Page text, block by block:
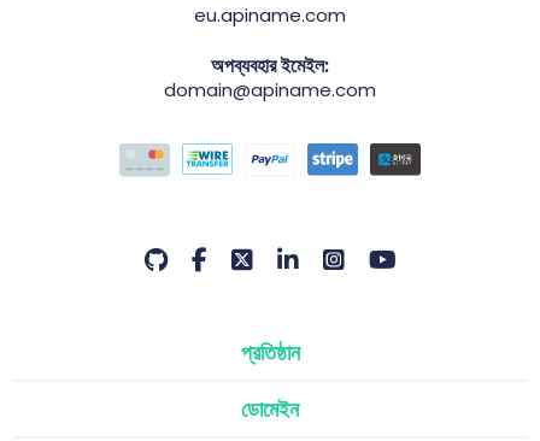
eu.apiname.com
অপব্যবহার ইমেইল:
domain@apiname.com
প্রতিষ্ঠান
ডোমেইন